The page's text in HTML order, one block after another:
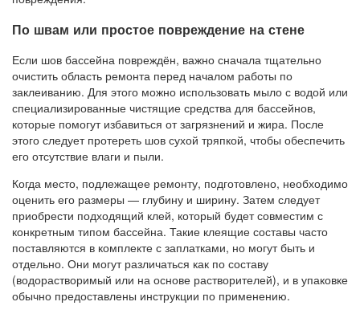
По швам или простое повреждение на стене
Если шов бассейна повреждён, важно сначала тщательно
очистить область ремонта перед началом работы по
заклеиванию. Для этого можно использовать мыло с водой или
специализированные чистящие средства для бассейнов,
которые помогут избавиться от загрязнений и жира. После
этого следует протереть шов сухой тряпкой, чтобы обеспечить
его отсутствие влаги и пыли.
Когда место, подлежащее ремонту, подготовлено, необходимо
оценить его размеры — глубину и ширину. Затем следует
приобрести подходящий клей, который будет совместим с
конкретным типом бассейна. Такие клеящие составы часто
поставляются в комплекте с заплатками, но могут быть и
отдельно. Они могут различаться как по составу
(водорастворимый или на основе растворителей), и в упаковке
обычно предоставлены инструкции по применению.